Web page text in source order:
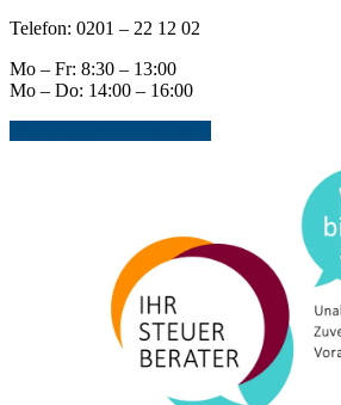
Telefon: 0201 – 22 12 02
Mo – Fr: 8:30 – 13:00
Mo – Do: 14:00 – 16:00